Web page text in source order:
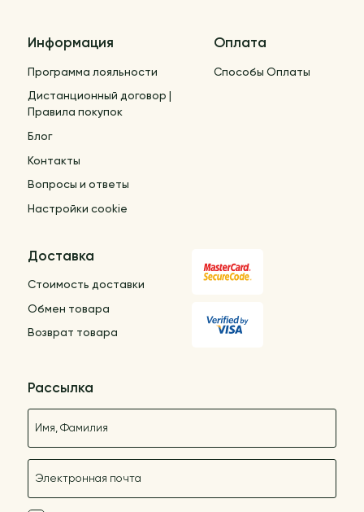
Информация
Программа лояльности
Дистанционный договор |
Правила покупок
Блог
Контакты
Вопросы и ответы
Настройки cookie
Оплата
Способы Оплаты
Доставка
Стоимость доставки
Обмен товара
Возврат товара
Рассылка